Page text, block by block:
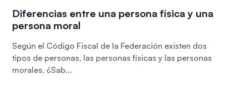
Diferencias entre una persona física y una
persona moral
Según el Código Fiscal de la Federación existen dos
tipos de personas, las personas físicas y las personas
morales. ¿Sab...